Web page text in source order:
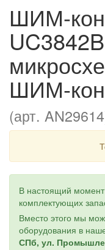
ШИМ-
ШИМ-
(арт.
В настоящий
комплектующих
Вместо этого мы
оборудования в
СПб, ул.